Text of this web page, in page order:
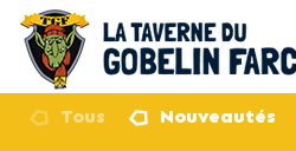
Tous Nouveautés